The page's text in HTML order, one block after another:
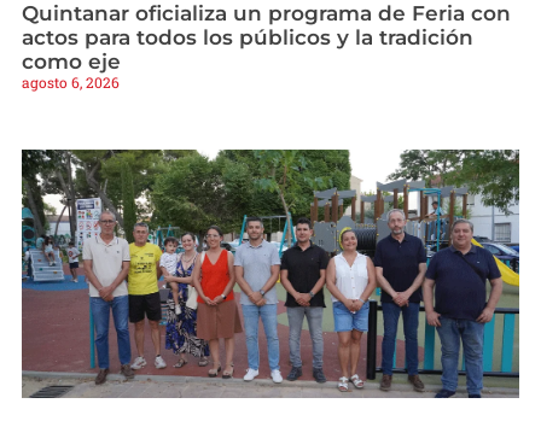
Quintanar oficializa un programa de Feria con
actos para todos los públicos y la tradición
como eje
agosto 6, 2026